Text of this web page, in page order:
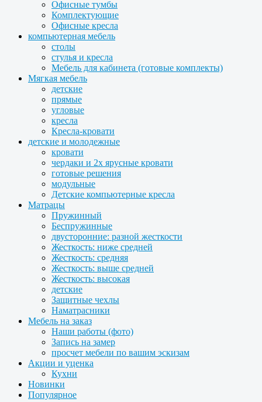
Офисные тумбы
Комплектующие
Офисные кресла
компьютерная мебель
столы
стулья и кресла
Мебель для кабинета (готовые комплекты)
Мягкая мебель
детские
прямые
угловые
кресла
Кресла-кровати
детские и молодежные
кровати
чердаки и 2х ярусные кровати
готовые решения
модульные
Детские компьютерные кресла
Матрацы
Пружинный
Беспружинные
двусторонние: разной жесткости
Жесткость: ниже средней
Жесткость: средняя
Жесткость: выше средней
Жесткость: высокая
детские
Защитные чехлы
Наматрасники
Мебель на заказ
Наши работы (фото)
Запись на замер
просчет мебели по вашим эскизам
Акции и уценка
Кухни
Новинки
Популярное